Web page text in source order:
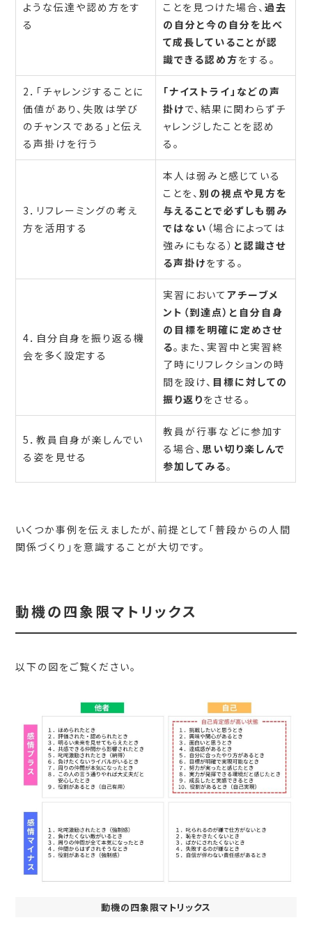
ような伝達や認め方をす
る
ことを見つけた場合、過去
の自分と今の自分を比べ
て成長していることが認
識できる認め方をする。
2．「チャレンジすることに
価値があり、失敗は学び
のチャンスである」と伝え
る声掛けを行う
「ナイストライ」などの声
掛けで、結果に関わらずチ
ャレンジしたことを認め
る。
3．リフレーミングの考え
方を活用する
本人は弱みと感じている
ことを、 別の視点や見方を
与えることで必ずしも弱み
ではない （場合によっては
強みにもなる） と認識させ
る声掛けをする。
4．自分自身を振り返る機
会を多く設定する
実習においてアチーブメ
ント（到達点）と自分自身
の目標を明確に定めさせ
る。また、実習中と実習終
了時にリフレクションの時
間を設け、 目標に対しての
振り返りをさせる。
5．教員自身が楽しんでい
る姿を見せる
教員が行事などに参加す
る場合、 思い切り楽しんで
参加してみる。
いくつか事例を伝えましたが、前提として「普段からの人間
関係づくり」を意識することが大切です。
動機の四象限マトリックス
以下の図をご覧ください。
動機の四象限マトリックス